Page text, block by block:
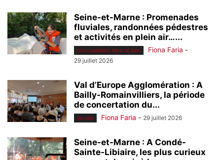
Seine-et-Marne : Promenades
fluviales, randonnées pédestres
et activités en plein air…...
COULOMMIERS PAYS DE BRIE Fiona Faria -
29 juillet 2026
Val d’Europe Agglomération : A
Bailly-Romainvilliers, la période
de concertation du...
EN UNE Fiona Faria - 29 juillet 2026
Seine-et-Marne : A Condé-
Sainte-Libiaire, les plus curieux